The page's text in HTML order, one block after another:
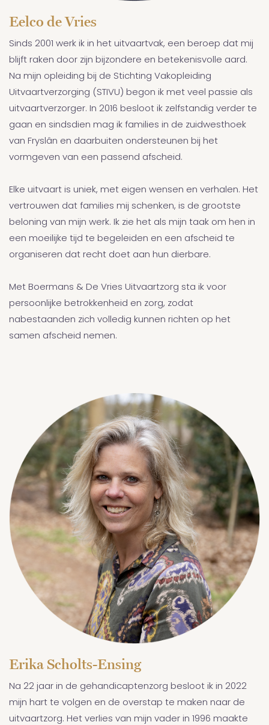
Eelco de Vries
Sinds 2001 werk ik in het uitvaartvak, een beroep dat mij
blijft raken door zijn bijzondere en betekenisvolle aard.
Na mijn opleiding bij de Stichting Vakopleiding
Uitvaartverzorging (STIVU) begon ik met veel passie als
uitvaartverzorger. In 2016 besloot ik zelfstandig verder te
gaan en sindsdien mag ik families in de zuidwesthoek
van Fryslân en daarbuiten ondersteunen bij het
vormgeven van een passend afscheid.
Elke uitvaart is uniek, met eigen wensen en verhalen. Het
vertrouwen dat families mij schenken, is de grootste
beloning van mijn werk. Ik zie het als mijn taak om hen in
een moeilijke tijd te begeleiden en een afscheid te
organiseren dat recht doet aan hun dierbare.
Met Boermans & De Vries Uitvaartzorg sta ik voor
persoonlijke betrokkenheid en zorg, zodat
nabestaanden zich volledig kunnen richten op het
samen afscheid nemen.
Erika Scholts-Ensing
Na 22 jaar in de gehandicaptenzorg besloot ik in 2022
mijn hart te volgen en de overstap te maken naar de
uitvaartzorg. Het verlies van mijn vader in 1996 maakte